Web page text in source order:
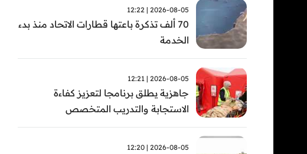
2026-08-05 | 12:22
70 ألف تذكرة باعتها قطارات الاتحاد منذ بدء
الخدمة
2026-08-05 | 12:21
جاهزية يطلق برنامجا لتعزيز كفاءة
الاستجابة والتدريب المتخصص
2026-08-05 | 12:20